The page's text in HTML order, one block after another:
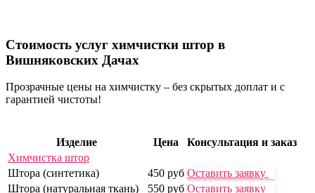
Стоимость услуг химчистки штор в
Вишняковских Дачах
Прозрачные цены на химчистку – без скрытых доплат и с
гарантией чистоты!
Изделие Цена
Консультация и заказ
Химчистка штор
Штора (синтетика)
450 руб Оставить заявку
Штора (натуральная ткань)
550 руб Оставить заявку